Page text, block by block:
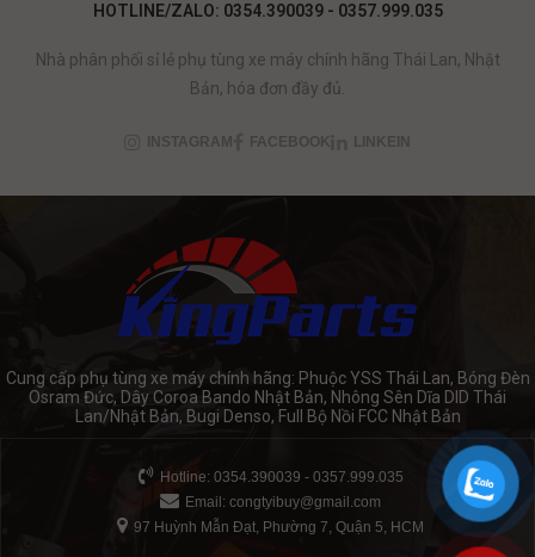
HOTLINE/ZALO: 0354.390039 - 0357.999.035
Nhà phân phối sỉ lẻ phụ tùng xe máy chính hãng Thái Lan, Nhật
Bản, hóa đơn đầy đủ.
INSTAGRAM FACEBOOK LINKEIN
Cung cấp phụ tùng xe máy chính hãng: Phuộc YSS Thái Lan, Bóng Đèn
Osram Đức, Dây Coroa Bando Nhật Bản, Nhông Sên Dĩa DID Thái
Lan/Nhật Bản, Bugi Denso, Full Bộ Nồi FCC Nhật Bản
Hotline: 0354.390039 - 0357.999.035
Email: congtyibuy@gmail.com
97 Huỳnh Mẫn Đạt, Phường 7, Quận 5, HCM